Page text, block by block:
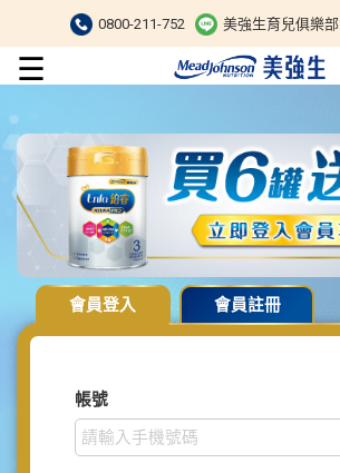
0800-211-752 美強生育兒俱樂部
☰
會員登入 會員註冊
帳號